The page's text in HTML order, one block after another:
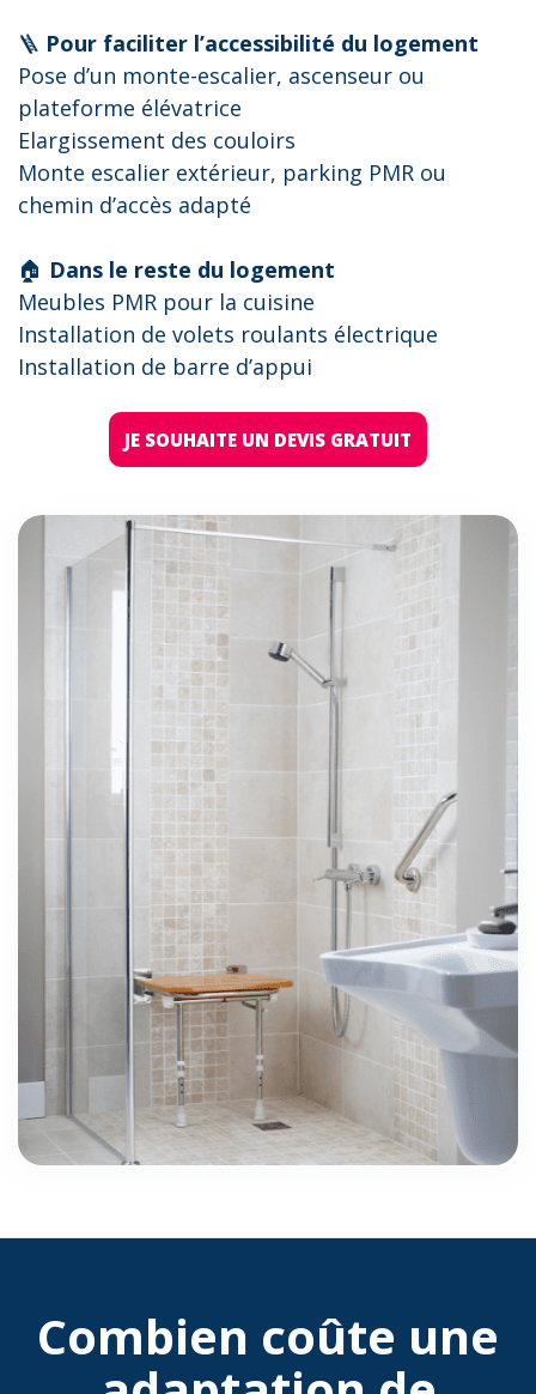
🪜 Pour faciliter l’accessibilité du logement
Pose d’un monte-escalier, ascenseur ou
plateforme élévatrice
Elargissement des couloirs
Monte escalier extérieur, parking PMR ou
chemin d’accès adapté
🏠 Dans le reste du logement
Meubles PMR pour la cuisine
Installation de volets roulants électrique
Installation de barre d’appui
JE SOUHAITE UN DEVIS GRATUIT
Combien coûte une